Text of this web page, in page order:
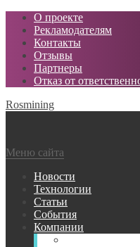
О проекте
Рекламодателям
Контакты
Отзывы
Партнеры
Отказ от
Rosmining
Меню сайта
Новости
Технологии
Статьи
События
Компании